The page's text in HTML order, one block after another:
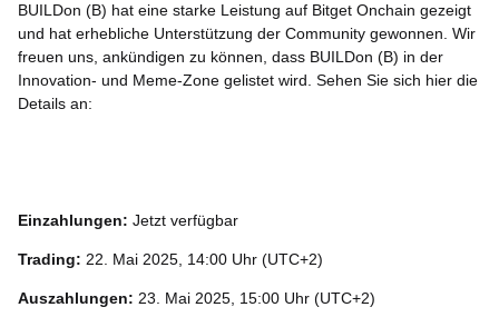
BUILDon (B) hat eine starke Leistung auf Bitget Onchain gezeigt
und hat erhebliche Unterstützung der Community gewonnen. Wir
freuen uns, ankündigen zu können, dass BUILDon (B) in der
Innovation- und Meme-Zone gelistet wird. Sehen Sie sich hier die
Details an:
Einzahlungen: Jetzt verfügbar
Trading: 22. Mai 2025, 14:00 Uhr (UTC+2)
Auszahlungen: 23. Mai 2025, 15:00 Uhr (UTC+2)